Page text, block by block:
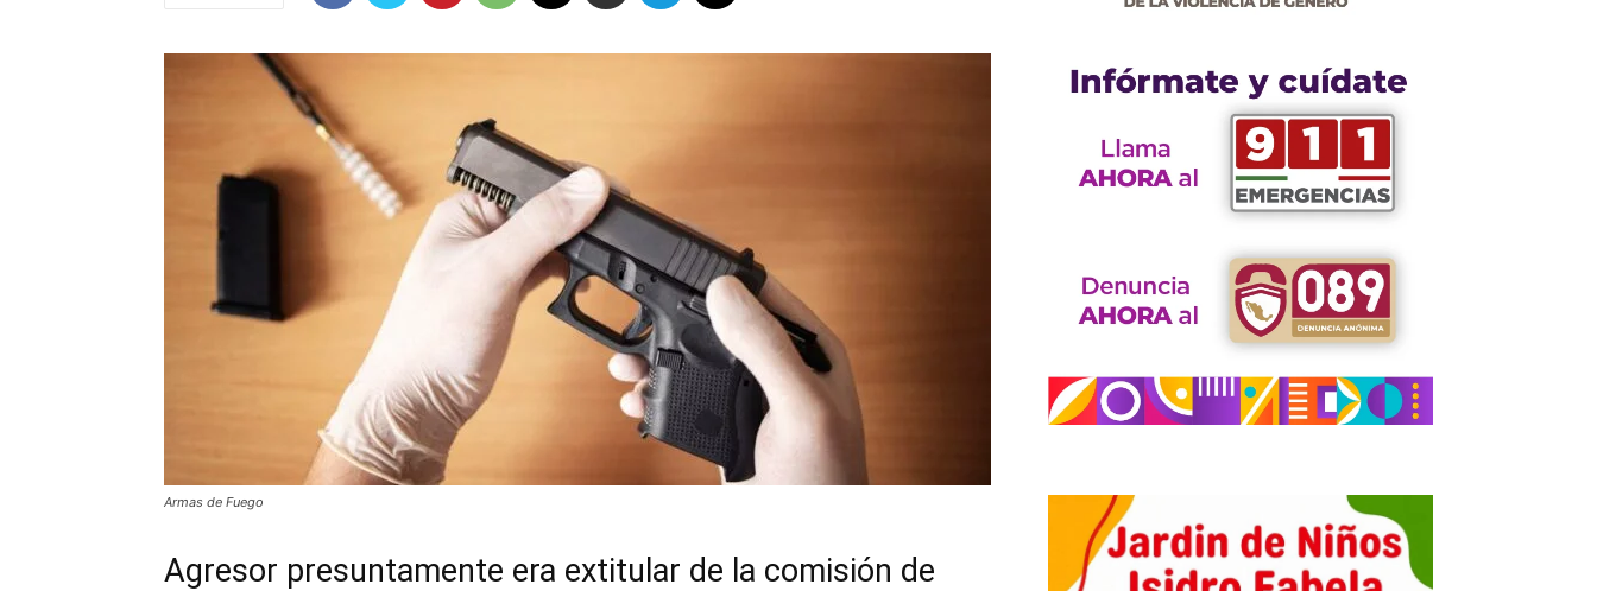
Armas de Fuego
Agresor presuntamente era extitular de la comisión de